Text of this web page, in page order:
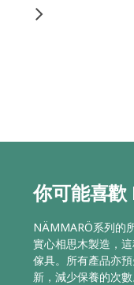
你可能喜
NÄMMARÖ系列的
實心相思木製造，
傢具。所有產品亦
新，減少保養的次數